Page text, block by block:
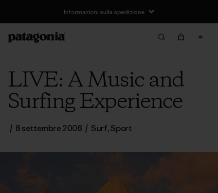
Informazioni sulla spedizione
LIVE: A Music and
Surfing Experience
/ 8 settembre 2008 / Surf,Sport